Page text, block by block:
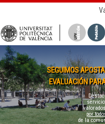
SEGUIMOS
EVALUACIÓN
por
de la